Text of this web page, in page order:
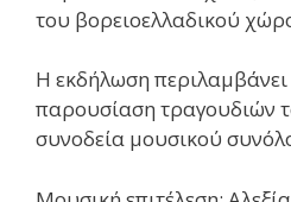
του βορειοελλαδικού
Η εκδήλωση
παρουσίαση τραγουδιών
συνοδεία μουσικού